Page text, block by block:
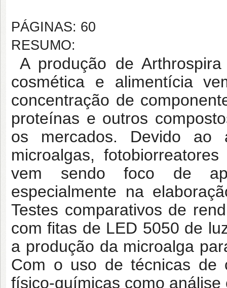
PÁGINAS: 60
RESUMO:
A produção de
cosmética e alimentícia
concentração de
proteínas e outros
os mercados. Devido ao
microalgas,
vem sendo foco de
especialmente na
Testes comparativos de
com fitas de LED 5050 de
a produção da microalga
Com o uso de técnicas de
físico-químicas como